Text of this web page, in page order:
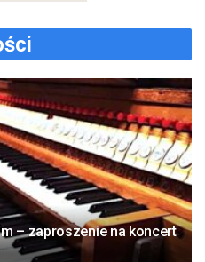
– zaproszenie na koncert